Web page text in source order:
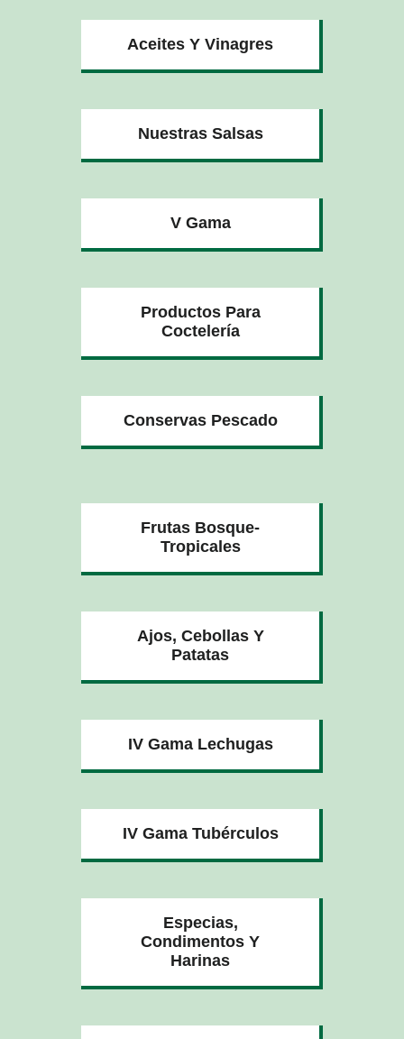
Aceites Y Vinagres
Nuestras Salsas
V Gama
Productos Para
Coctelería
Conservas Pescado
Frutas Bosque-
Tropicales
Ajos, Cebollas Y
Patatas
IV Gama Lechugas
IV Gama Tubérculos
Especias,
Condimentos Y
Harinas